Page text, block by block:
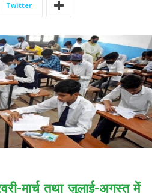
Twitter
मार्च तथा जुलाई-अगस्त में